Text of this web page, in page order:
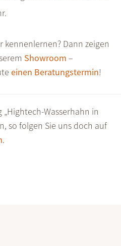
kennenlernen? Dann zeigen
Showroom –
einen Beratungstermin!
Wasserhahn in
so folgen Sie uns doch auf
.